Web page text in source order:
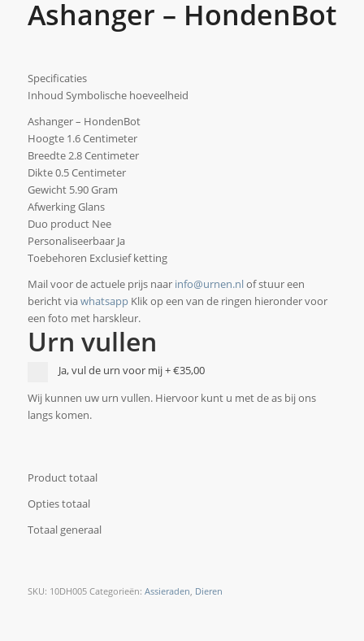
Ashanger – HondenBot
Specificaties
Inhoud Symbolische hoeveelheid
Ashanger – HondenBot
Hoogte 1.6 Centimeter
Breedte 2.8 Centimeter
Dikte 0.5 Centimeter
Gewicht 5.90 Gram
Afwerking Glans
Duo product Nee
Personaliseerbaar Ja
Toebehoren Exclusief ketting
Mail voor de actuele prijs naar info@urnen.nlof stuur een
bericht viawhatsappKlik op een van de ringen hieronder voor
een foto met harskleur.
Urn vullen
Ja, vul de urn voor mij+€35,00
Wij kunnen uw urn vullen. Hiervoor kunt u met de as bij ons
langs komen.
Product totaal
Opties totaal
Totaal generaal
SKU: 10DH005 Categorieën: Assieraden, Dieren